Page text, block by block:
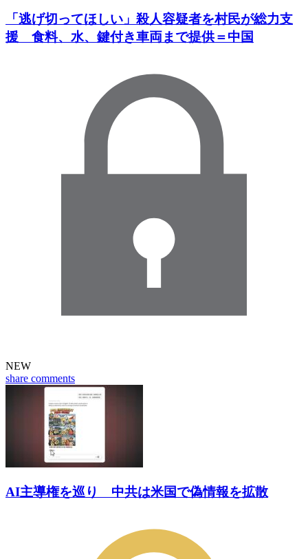
「逃げ切ってほしい」殺人容疑者を村民が総力支
援 食料、水、鍵付き車両まで提供＝中国
NEW
share comments
AI主導権を巡り 中共は米国で偽情報を拡散